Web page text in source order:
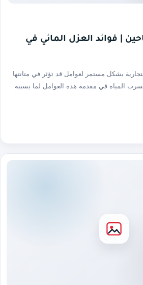
| فوائد العزل المائي في
بشكل مستمر لعوامل قد تؤثر في متانتها
المياه في مقدمة هذه العوامل لما يسببه